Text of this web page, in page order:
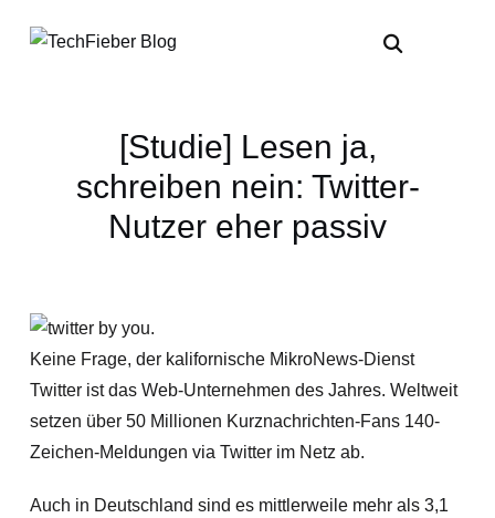
[Studie] Lesen ja,
schreiben nein: Twitter-
Nutzer eher passiv
Keine Frage, der kalifornische MikroNews-Dienst
Twitter ist das Web-Unternehmen des Jahres. Weltweit
setzen über 50 Millionen Kurznachrichten-Fans 140-
Zeichen-Meldungen via Twitter im Netz ab.
Auch in Deutschland sind es mittlerweile mehr als 3,1